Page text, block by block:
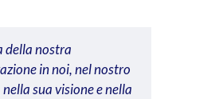
della nostra
in noi, nel nostro
sua visione e nella